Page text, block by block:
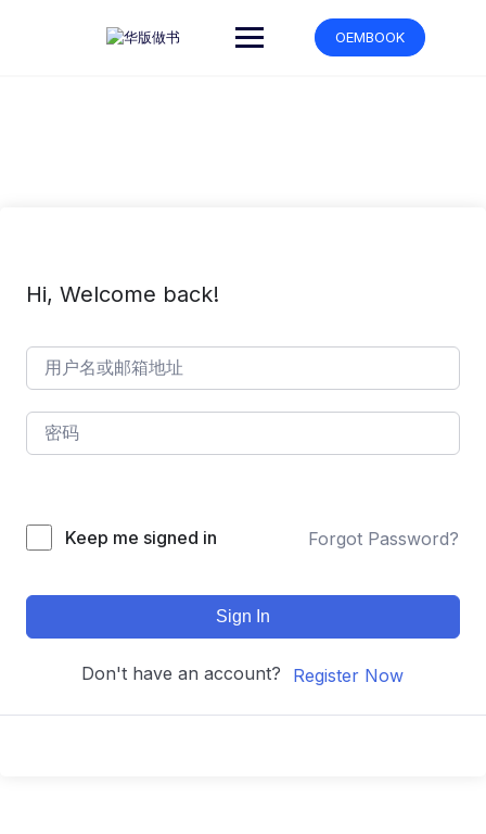
OEMBOOK
Hi, Welcome back!
Keep me signed in Forgot Password?
Sign In
Don't have an account? Register Now